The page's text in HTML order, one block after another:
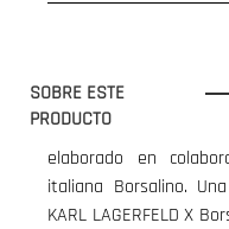
SOBRE ESTE
PRODUCTO
elaborado en
italiana Borsalino.
KARL LAGERFELD X